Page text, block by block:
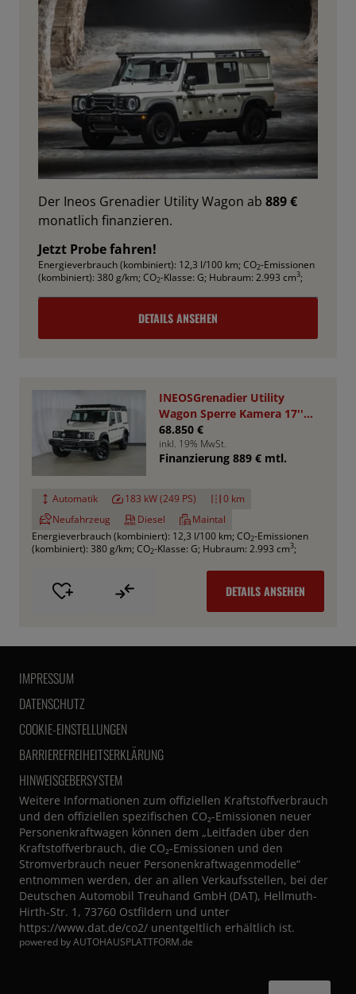
Der Ineos Grenadier Utility Wagon ab 889 €
monatlich finanzieren.
Jetzt Probe fahren!
Energieverbrauch (kombiniert): 12,3 l/100 km; CO2-Emissionen
(kombiniert): 380 g/km; CO2-Klasse: G; Hubraum: 2.993 cm3;
DETAILS ANSEHEN
INEOSGrenadier Utility
Wagon Sperre Kamera 17''
AHK RHINO
68.850 €
inkl. 19% MwSt.
Finanzierung 889 € mtl.
Automatik 183 kW (249 PS)
0 km
Neufahrzeug
Diesel
Maintal
Energieverbrauch (kombiniert): 12,3 l/100 km; CO2-Emissionen
(kombiniert): 380 g/km; CO2-Klasse: G; Hubraum: 2.993 cm3;
DETAILS ANSEHEN
IMPRESSUM
DATENSCHUTZ
COOKIE-EINSTELLUNGEN
BARRIEREFREIHEITSERKLÄRUNG
HINWEISGEBERSYSTEM
Weitere Informationen zum offiziellen Kraftstoffverbrauch
und den offiziellen spezifischen CO₂-Emissionen neuer
Personenkraftwagen können dem „Leitfaden über den
Kraftstoffverbrauch, die CO₂-Emissionen und den
Stromverbrauch neuer Personenkraftwagenmodelle“
entnommen werden, der an allen Verkaufsstellen, bei der
Deutschen Automobil Treuhand GmbH (DAT), Hellmuth-
Hirth-Str. 1, 73760 Ostfildern und unter
https://www.dat.de/co2/ unentgeltlich erhältlich ist.
powered byAUTOHAUSPLATTFORM.de